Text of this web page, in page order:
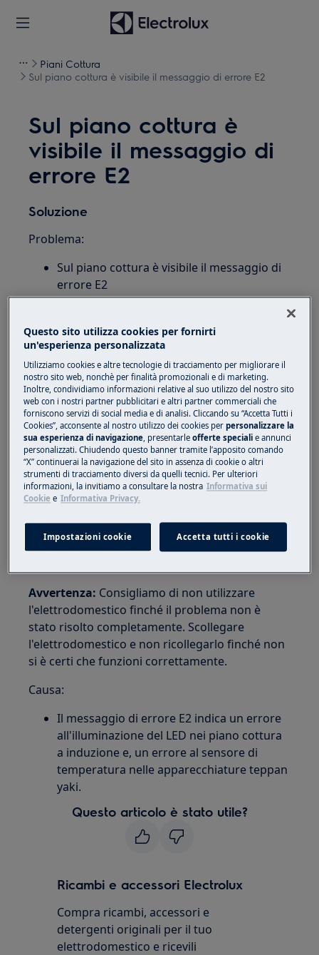
Piani Cottura
Sul piano cottura è visibile il messaggio di errore E2
Sul piano cottura è
visibile il messaggio di
errore E2
Soluzione
Problema:
Sul piano cottura è visibile il messaggio di
errore E2
Piano cottura a induzione integrato
Piano cottura in vetroceramica integrato
Soluzione:
1. Scollegare l'apparecchiatura
dall'alimentazione per almeno 30 secondi.
Ricollegarla e riaccenderla.
2. Rivolgersi a un Centro di Assistenza
Autorizzato.
Se i consigli precedenti non risolvono il
problema, si consiglia di prendere
Avvertenza: Consigliamo di non utilizzare
l'elettrodomestico finché il problema non è
stato risolto completamente. Scollegare
l'elettrodomestico e non ricollegarlo finché non
si è certi che funzioni correttamente.
Causa:
Il messaggio di errore E2 indica un errore
all'illuminazione del LED nei piano cottura
a induzione e, un errore al sensore di
temperatura nelle apparecchiature teppan
yaki.
Questo articolo è stato utile?
Ricambi e accessori Electrolux
Compra ricambi, accessori e
detergenti originali per il tuo
elettrodomestico e ricevili
Questo sito utilizza cookies per fornirti
un'esperienza personalizzata
Utilizziamo cookies e altre tecnologie di tracciamento per migliorare il
nostro sito web, nonchè per finalità promozionali e di marketing.
Inoltre, condividiamo informazioni relative al suo utilizzo del nostro sito
web con i nostri partner pubblicitari e altri partner commerciali che
forniscono servizi di social media e di analisi. Cliccando su “Accetta Tutti i
Cookies”, acconsente al nostro utilizzo dei cookies perpersonalizzare la
sua esperienza di navigazione, presentarleofferte speciali e annunci
personalizzati. Chiudendo questo banner tramite l’apposito comando
“X” continuerai la navigazione del sito in assenza di cookie o altri
strumenti di tracciamento diversi da quelli tecnici. Per ulteriori
informazioni, la invitiamo a consultare la nostra Informativa sui
Cookie e Informativa Privacy.
Impostazioni cookie Accetta tutti i cookie